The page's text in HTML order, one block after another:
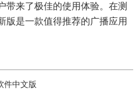
带来了极佳的使用体验。在测
版是一款值得推荐的广播应用